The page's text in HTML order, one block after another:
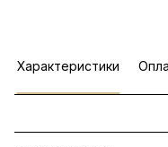
Характеристики